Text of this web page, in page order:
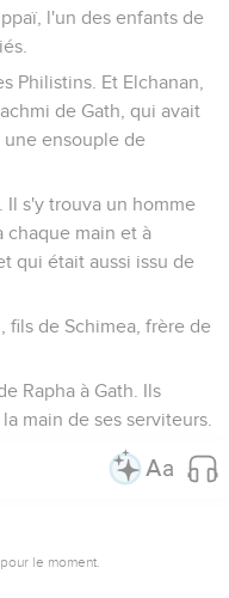
l'un des enfants de
Philistins. Et Elchanan,
de Gath, qui avait
ensouple de
Il s'y trouva un homme
chaque main et à
qui était aussi issu de
fils de Schimea, frère de
Rapha à Gath. Ils
main de ses serviteurs.
le moment.